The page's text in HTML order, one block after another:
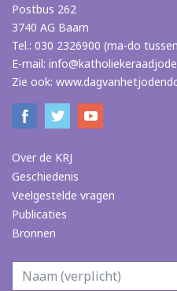
Postbus 262
3740 AG Baarn
Tel.: 030 2326900 (ma-do
E-mail:
Zie ook:
Over de KRJ
Geschiedenis
Veelgestelde vragen
Publicaties
Bronnen